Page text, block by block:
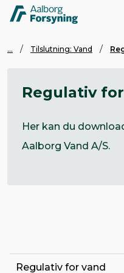
... Tilslutning: Vand
Regulativ
Her kan du
Aalborg Vand A/S.
Regulativ for vand